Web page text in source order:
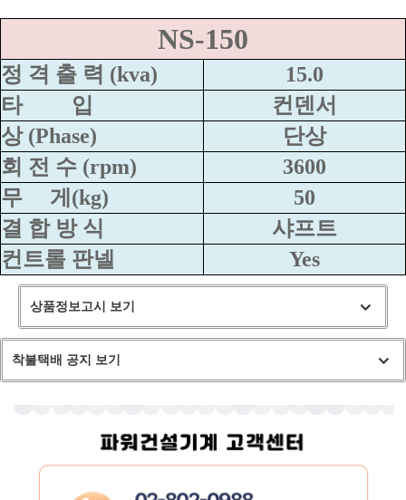
NS-150
정 격 출 력 (kva)
15.0
타
입
컨덴서
상 (Phase)
단상
회 전 수 (rpm)
3600
무
게(kg)
50
결 합 방 식
샤프트
컨트롤 판넬
Yes
상품정보고시 보기
착불택배 공지 보기